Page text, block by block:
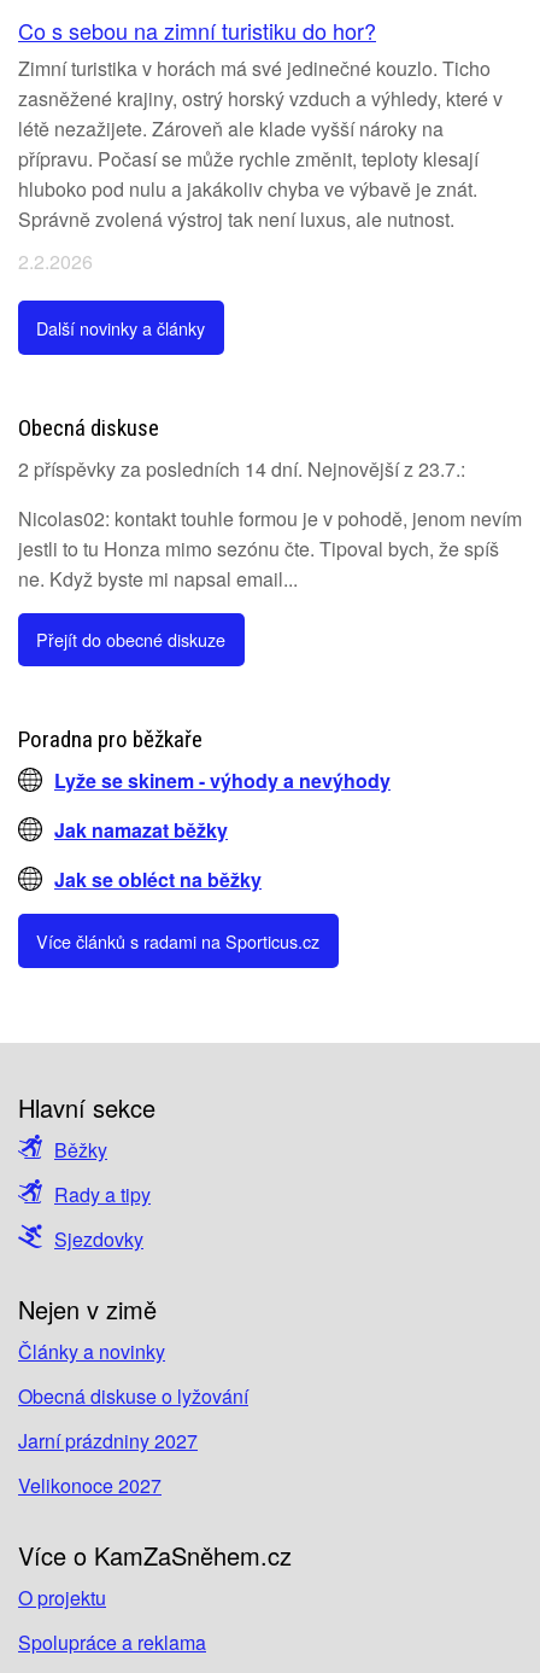
Co s sebou na zimní turistiku do hor?
Zimní turistika v horách má své jedinečné kouzlo. Ticho
zasněžené krajiny, ostrý horský vzduch a výhledy, které v
létě nezažijete. Zároveň ale klade vyšší nároky na
přípravu. Počasí se může rychle změnit, teploty klesají
hluboko pod nulu a jakákoliv chyba ve výbavě je znát.
Správně zvolená výstroj tak není luxus, ale nutnost.
2.2.2026
Další novinky a články
Obecná diskuse
2 příspěvky za posledních 14 dní. Nejnovější z 23.7.:
Nicolas02: kontakt touhle formou je v pohodě, jenom nevím
jestli to tu Honza mimo sezónu čte. Tipoval bych, že spíš
ne. Když byste mi napsal email...
Přejít do obecné diskuze
Poradna pro běžkaře
Lyže se skinem - výhody a nevýhody
Jak namazat běžky
Jak se obléct na běžky
Více článků s radami na Sporticus.cz
Hlavní sekce
Běžky
Rady a tipy
Sjezdovky
Nejen v zimě
Články a novinky
Obecná diskuse o lyžování
Jarní prázdniny 2027
Velikonoce 2027
Více o KamZaSněhem.cz
O projektu
Spolupráce a reklama